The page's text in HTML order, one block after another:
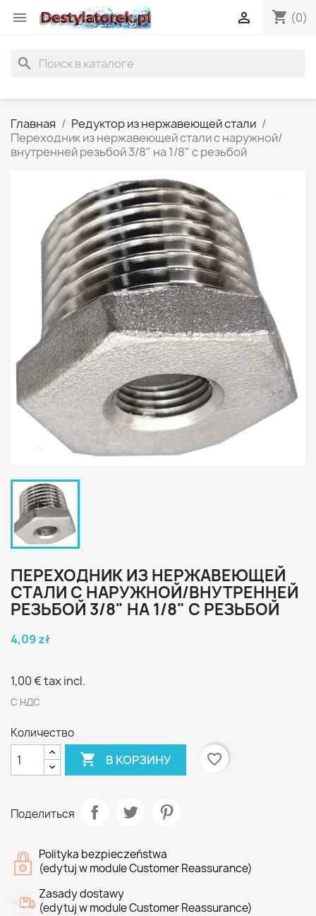
 shopping_cart (0)

search
Главная
Редуктор из нержавеющей стали
Переходник из нержавеющей стали с наружной/
внутренней резьбой 3/8" на 1/8" с резьбой
ПЕРЕХОДНИК ИЗ НЕРЖАВЕЮЩЕЙ
СТАЛИ С НАРУЖНОЙ/ВНУТРЕННЕЙ
РЕЗЬБОЙ 3/8" НА 1/8" С РЕЗЬБОЙ
4,09 zł
1,00 €tax incl.
С НДС
Количество
 В КОРЗИНУ favorite_border
Поделиться
Polityka bezpieczeństwa
(edytuj w module Customer Reassurance)
Zasady dostawy
(edytuj w module Customer Reassurance)